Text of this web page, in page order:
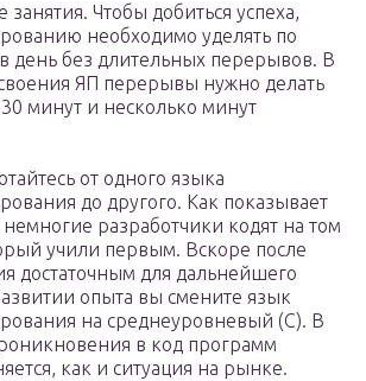
занятия. Чтобы добиться успеха,
необходимо уделять по
в день без длительных перерывов. В
ЯП перерывы нужно делать
минут и несколько минут
от одного языка
до другого. Как показывает
немногие разработчики кодят на том
учили первым. Вскоре после
достаточным для дальнейшего
опыта вы смените язык
на среднеуровневый (C). В
в код программ
как и ситуация на рынке.